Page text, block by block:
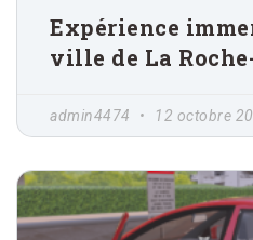
Expérience
ville de La
admin4474 12 octobre